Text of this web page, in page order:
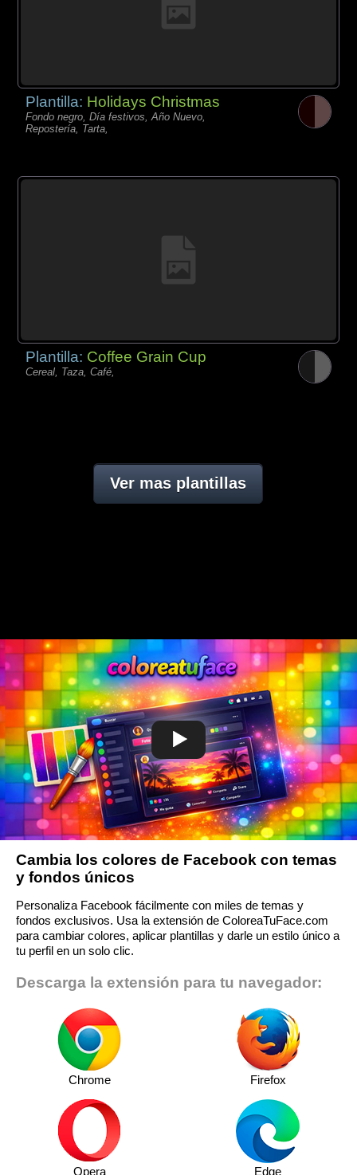
Plantilla: Holidays Christmas
Fondo negro, Día festivos, Año Nuevo,
Repostería, Tarta,
Plantilla: Coffee Grain Cup
Cereal, Taza, Café,
Ver mas plantillas
Cambia los colores de Facebook con temas
y fondos únicos
Personaliza Facebook fácilmente con miles de temas y
fondos exclusivos. Usa la extensión de ColoreaTuFace.com
para cambiar colores, aplicar plantillas y darle un estilo único a
tu perfil en un solo clic.
Descarga la extensión para tu navegador:
Chrome Firefox
Opera Edge